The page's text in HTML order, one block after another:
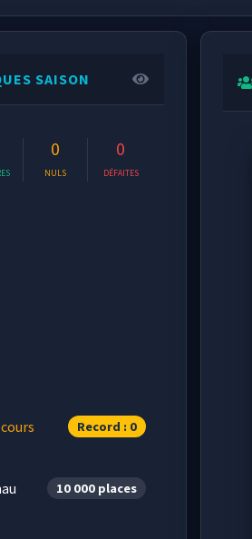
SAISON
0
NULS
0
DÉFAITES
Record : 0
10 000 places